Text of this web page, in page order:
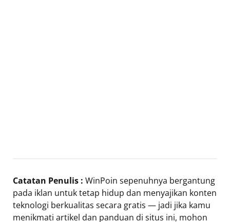
Catatan Penulis : WinPoin sepenuhnya bergantung
pada iklan untuk tetap hidup dan menyajikan konten
teknologi berkualitas secara gratis — jadi jika kamu
menikmati artikel dan panduan di situs ini, mohon